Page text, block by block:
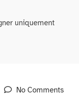
uniquement
No Comments